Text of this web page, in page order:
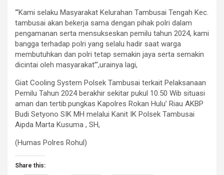
“‘Kami selaku Masyarakat Kelurahan Tambusai Tengah Kec.
tambusai akan bekerja sama dengan pihak polri dalam
pengamanan serta mensukseskan pemilu tahun 2024, kami
bangga terhadap polri yang selalu hadir saat warga
membutuhkan dan polri tetap semakin jaya serta semakin
dicintai oleh masyarakat”‘,urainya lagi,
Giat Cooling System Polsek Tambusai terkait Pelaksanaan
Pemilu Tahun 2024 berakhir sekitar pukul 10.50 Wib situasi
aman dan tertib.pungkas Kapolres Rokan Hulu’ Riau AKBP
Budi Setyono SIK MH melalui Kanit IK Polsek Tambusai
Aipda Marta Kusuma , SH,
(Humas Polres Rohul)
Share this: